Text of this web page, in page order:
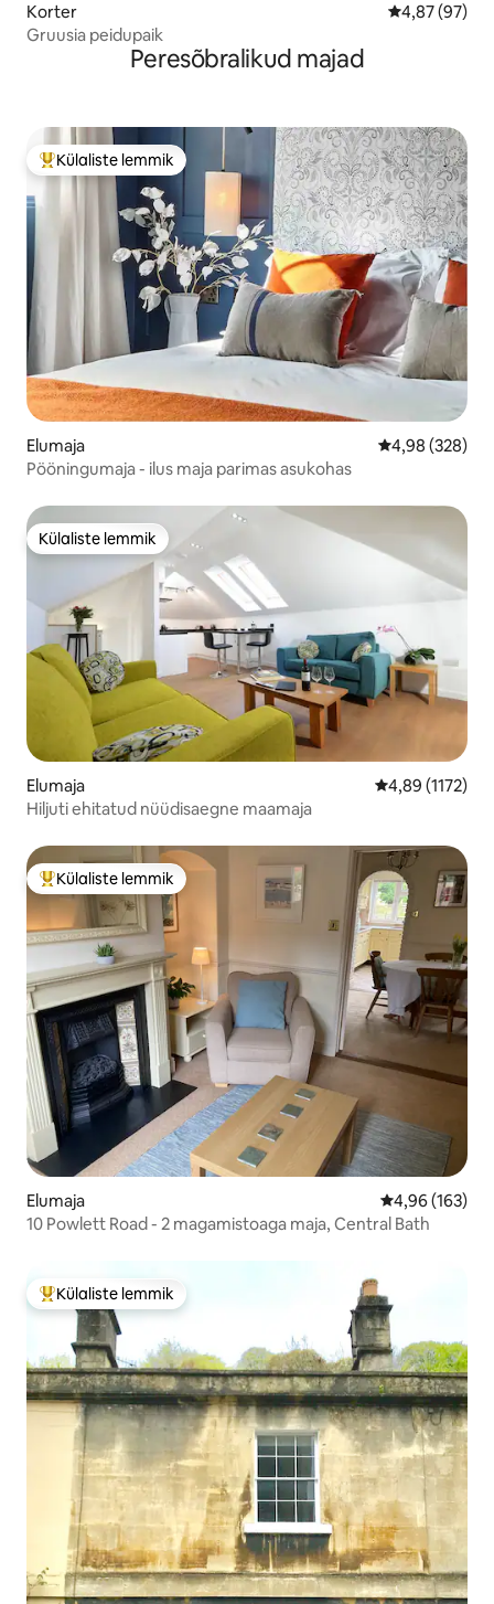
Korter Keskmine
4,87 (97)
Gruusia peidupaik
Peresõbralikud majad
Külaliste suur lemmik
Külaliste lemmik
Elumaja Keskmine
4,98 (328)
Pööningumaja - ilus maja parimas asukohas
Külaliste lemmik
Külaliste lemmik
Elumaja Keskmine
4,89 (1172)
Hiljuti ehitatud nüüdisaegne maamaja
Külaliste suur lemmik
Külaliste lemmik
Elumaja Keskmine
4,96 (163)
10 Powlett Road - 2 magamistoaga maja, Central Bath
Külaliste suur lemmik
Külaliste lemmik